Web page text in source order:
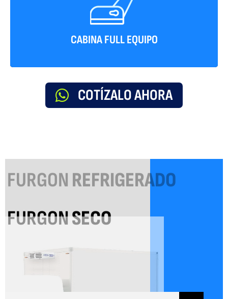
CABINA FULL EQUIPO
durante la operación este vehiculo tiene aire
acondicionado, vidrios electricos, bloqueo
central y mandos en el timon
COTÍZALO AHORA